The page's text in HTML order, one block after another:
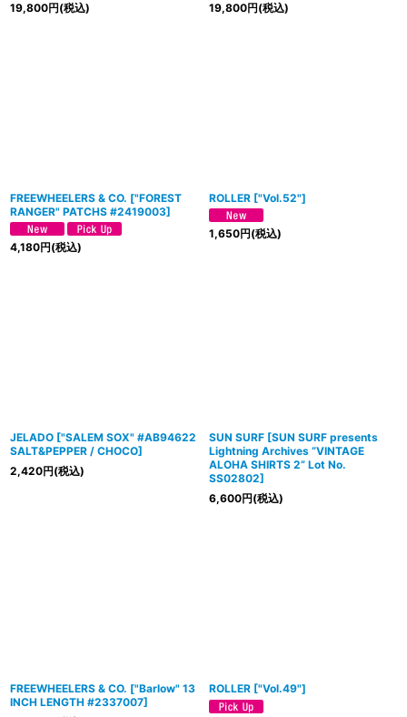
19,800円(税込) 19,800円(税込)
FREEWHEELERS & CO. ["FOREST
RANGER" PATCHS #2419003]
4,180円(税込)
ROLLER ["Vol.52"]
1,650円(税込)
JELADO ["SALEM SOX" #AB94622
SALT&PEPPER / CHOCO]
2,420円(税込)
SUN SURF [SUN SURF presents
Lightning Archives “VINTAGE
ALOHA SHIRTS 2” Lot No.
SS02802]
6,600円(税込)
FREEWHEELERS & CO. ["Barlow" 13
INCH LENGTH #2337007]
ROLLER ["Vol.49"]